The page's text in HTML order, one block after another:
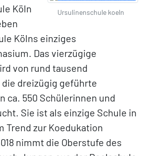
Ursulinenschule koeln
Köln
Kölns einziges
Das vierzügige
von rund tausend
dreizügig geführte
ca. 550 Schülerinnen und
Sie ist als einzige Schule in
Trend zur Koedukation
nimmt die Oberstufe des